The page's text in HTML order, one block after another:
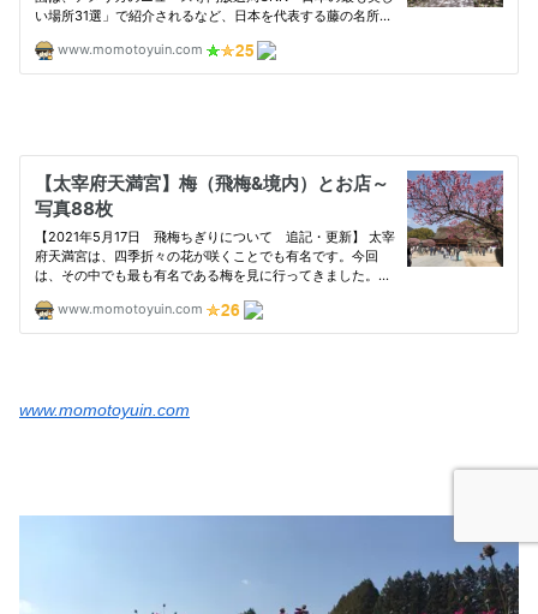
www.momotoyuin.com